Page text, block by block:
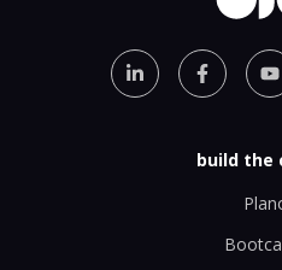
build the